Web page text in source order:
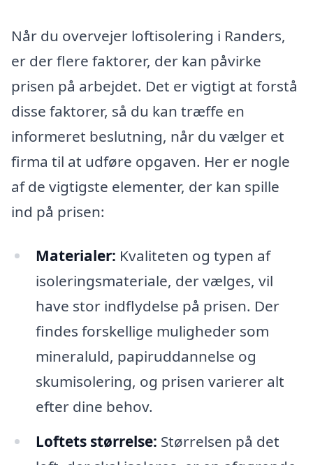
Når du overvejer loftisolering i Randers,
er der flere faktorer, der kan påvirke
prisen på arbejdet. Det er vigtigt at forstå
disse faktorer, så du kan træffe en
informeret beslutning, når du vælger et
firma til at udføre opgaven. Her er nogle
af de vigtigste elementer, der kan spille
ind på prisen:
Materialer: Kvaliteten og typen af
isoleringsmateriale, der vælges, vil
have stor indflydelse på prisen. Der
findes forskellige muligheder som
mineraluld, papiruddannelse og
skumisolering, og prisen varierer alt
efter dine behov.
Loftets størrelse: Størrelsen på det